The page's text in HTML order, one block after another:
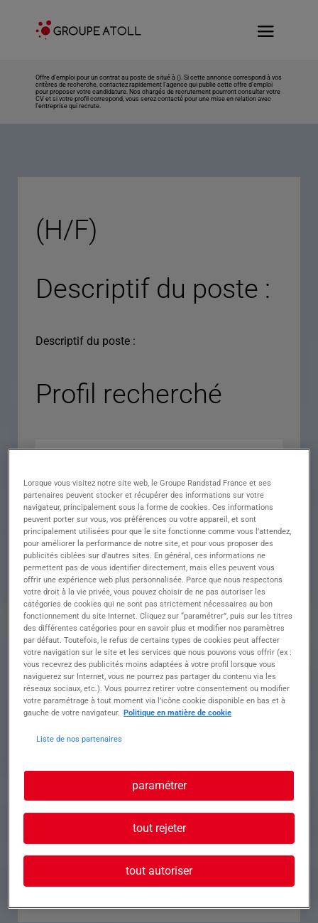
Offre d’emploi pour un contrat au poste de situé à (). Si cette annonce correspond à vos
critères de recherche, contactez rapidement l’agence qui publie cette offre d’emploi
pour proposer votre candidature. Nos chargés de recrutement pourront consulter votre
CV et si votre profil correspond, vous serez contacté pour une mise en relation avec
l’entreprise qui recrute.
(H/F)
Descriptif du poste :
Descriptif du poste :
Profil recherché
Expérience
Salaire
Contrat
Ville
()
Référence Annonce n°
Contact
Tél.
Postuler à cette offre
Lorsque vous visitez notre site web, le Groupe Randstad France et ses
partenaires peuvent stocker et récupérer des informations sur votre
navigateur, principalement sous la forme de cookies. Ces informations
peuvent porter sur vous, vos préférences ou votre appareil, et sont
principalement utilisées pour que le site fonctionne comme vous l’attendez,
pour améliorer la performance de notre site, et pour vous proposer des
publicités ciblées sur d’autres sites. En général, ces informations ne
permettent pas de vous identifier directement, mais elles peuvent vous
offrir une expérience web plus personnalisée. Parce que nous respectons
votre droit à la vie privée, vous pouvez choisir de ne pas autoriser les
catégories de cookies qui ne sont pas strictement nécessaires au bon
fonctionnement du site Internet. Cliquez sur “paramétrer”, puis sur les titres
des différentes catégories pour en savoir plus et modifier nos paramètres
par défaut. Toutefois, le refus de certains types de cookies peut affecter
votre navigation sur le site et les services que nous pouvons vous offrir (ex :
vous recevrez des publicités moins adaptées à votre profil lorsque vous
naviguerez sur Internet, vous ne pourrez pas partager du contenu via les
réseaux sociaux, etc.). Vous pourrez retirer votre consentement ou modifier
votre paramétrage à tout moment via l’icône cookie disponible en bas et à
gauche de votre navigateur. Politique en matière de cookie
Liste de nos partenaires
paramétrer
tout rejeter
tout autoriser